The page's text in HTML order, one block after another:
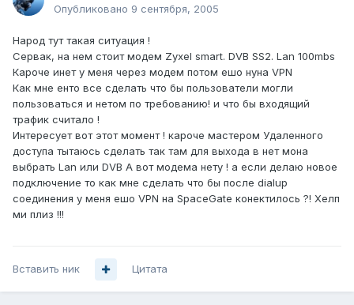
Опубликовано 9 сентября, 2005
Народ тут такая ситуация !
Сервак, на нем стоит модем Zyxel smart. DVB SS2. Lan 100mbs
Кароче инет у меня через модем потом ешо нуна VPN
Как мне енто все сделать что бы пользователи могли
пользоваться и нетом по требованию! и что бы входящий
трафик считало !
Интересует вот этот момент ! кароче мастером Удаленного
доступа тытаюсь сделать так там для выхода в нет мона
выбрать Lan или DVB А вот модема нету ! а если делаю новое
подключение то как мне сделать что бы после dialup
соединения у меня ешо VPN на SpaceGate конектилось ?! Хелп
ми плиз !!!
Вставить ник Цитата